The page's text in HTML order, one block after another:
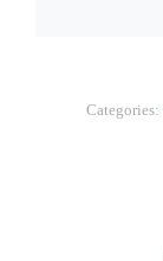
Categories: